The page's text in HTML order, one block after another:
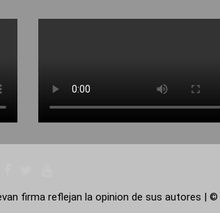
firma reflejan la opinion de sus autores | ©